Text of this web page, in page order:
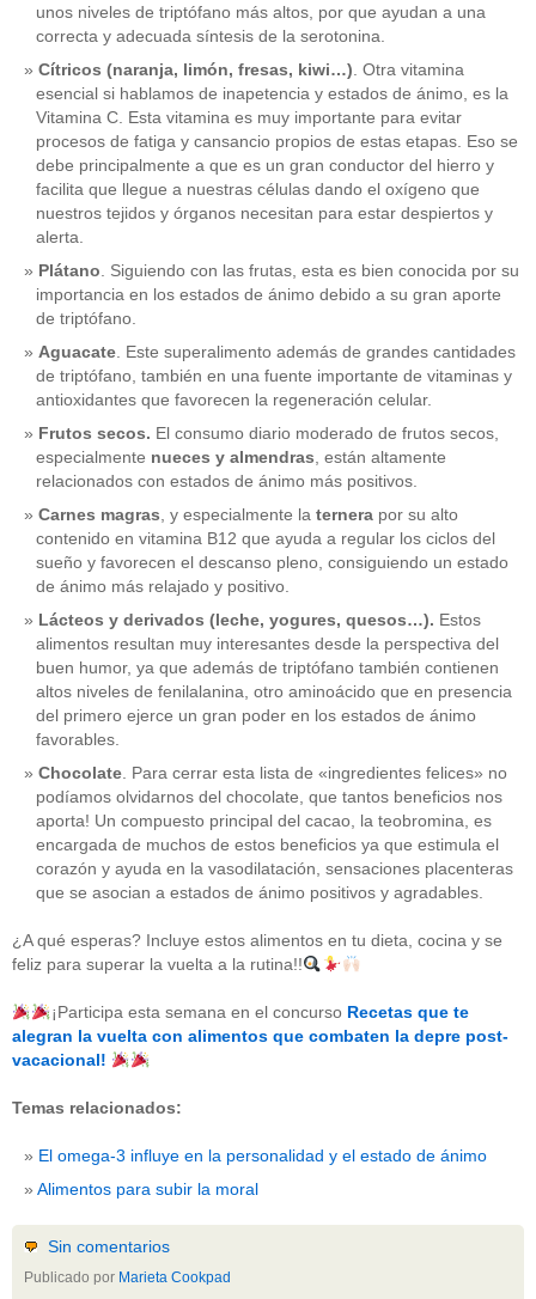
CATEGORÍAS
acido-folico (4)
alergias(3)
alimentos(22)
alimentos-perjudiaciales (17)
antioxidantes (6)
beneficios-salud(53)
calcio
corazon(1)
dietas(10)
embarazo
nutricion(3)
obesidad(12)
Sin categoría(438)
unos niveles de triptófano más altos, por que ayudan a una
correcta y adecuada síntesis de la serotonina.
Cítricos (naranja, limón, fresas, kiwi…). Otra vitamina
esencial si hablamos de inapetencia y estados de ánimo, es la
Vitamina C. Esta vitamina es muy importante para evitar
procesos de fatiga y cansancio propios de estas etapas. Eso se
debe principalmente a que es un gran conductor del hierro y
facilita que llegue a nuestras células dando el oxígeno que
nuestros tejidos y órganos necesitan para estar despiertos y
alerta.
Plátano. Siguiendo con las frutas, esta es bien conocida por su
importancia en los estados de ánimo debido a su gran aporte
de triptófano.
Aguacate. Este superalimento además de grandes cantidades
de triptófano, también en una fuente importante de vitaminas y
antioxidantes que favorecen la regeneración celular.
Frutos secos. El consumo diario moderado de frutos secos,
especialmente nueces y almendras, están altamente
relacionados con estados de ánimo más positivos.
Carnes magras, y especialmente la ternera por su alto
contenido en vitamina B12 que ayuda a regular los ciclos del
sueño y favorecen el descanso pleno, consiguiendo un estado
de ánimo más relajado y positivo.
Lácteos y derivados (leche, yogures, quesos…). Estos
alimentos resultan muy interesantes desde la perspectiva del
buen humor, ya que además de triptófano también contienen
altos niveles de fenilalanina, otro aminoácido que en presencia
del primero ejerce un gran poder en los estados de ánimo
favorables.
Chocolate. Para cerrar esta lista de «ingredientes felices» no
podíamos olvidarnos del chocolate, que tantos beneficios nos
aporta! Un compuesto principal del cacao, la teobromina, es
encargada de muchos de estos beneficios ya que estimula el
corazón y ayuda en la vasodilatación, sensaciones placenteras
que se asocian a estados de ánimo positivos y agradables.
¿A qué esperas? Incluye estos alimentos en tu dieta, cocina y se
feliz para superar la vuelta a la rutina!!
¡Participa esta semana en el concurso Recetas que te
alegran la vuelta con alimentos que combaten la depre post-
vacacional!
Temas relacionados:
El omega-3 influye en la personalidad y el estado de ánimo
Alimentos para subir la moral
Sin comentarios
Publicado por Marieta Cookpad